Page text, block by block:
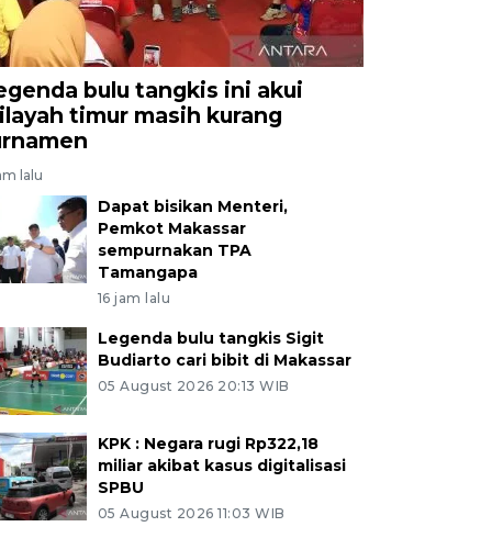
bulu tangkis ini akui
timur masih kurang
lalu
Dapat bisikan Menteri,
Pemkot Makassar
sempurnakan TPA
Tamangapa
16 jam lalu
Legenda bulu tangkis Sigit
Budiarto cari bibit di Makassar
05 August 2026 20:13 WIB
KPK : Negara rugi Rp322,18
miliar akibat kasus digitalisasi
SPBU
05 August 2026 11:03 WIB